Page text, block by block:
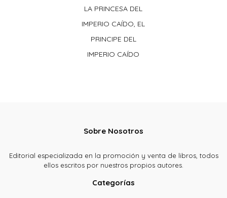
LA PRINCESA DEL
IMPERIO CAÍDO, EL
PRINCIPE DEL
IMPERIO CAÍDO
Sobre Nosotros
Editorial especializada en la promoción y venta de libros, todos
ellos escritos por nuestros propios autores.
Categorías